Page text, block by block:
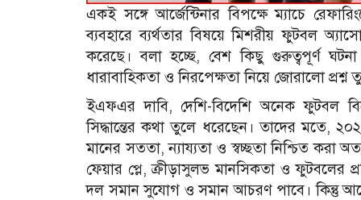
একই সঙ্গে আর্জেন্টিনার বিপক্ষে ম্যাচে
ব্যবহারে ব্যর্থতার বিষয়ে মিশরীয় ফুটবল
করেছে। বলা হচ্ছে, বেশ কিছু গুরুত্বপূর্ণ
ধারাবাহিকতা ও নিরপেক্ষতা নিয়ে জোরালো
ইএফএর দাবি, দেশি-বিদেশি অনেক ফুটবল
সিদ্ধান্তের কথা তুলে ধরেছেন। তাদের মতে,
মানের সততা, ন্যায্যতা ও স্বচ্ছতা নিশ্চিত করা
ফেয়ার প্লে, ক্রীড়াসুলভ মানসিকতা ও ফুটবলের
দল সমান সুযোগ ও সমান আচরণ পাবে। কিন্তু